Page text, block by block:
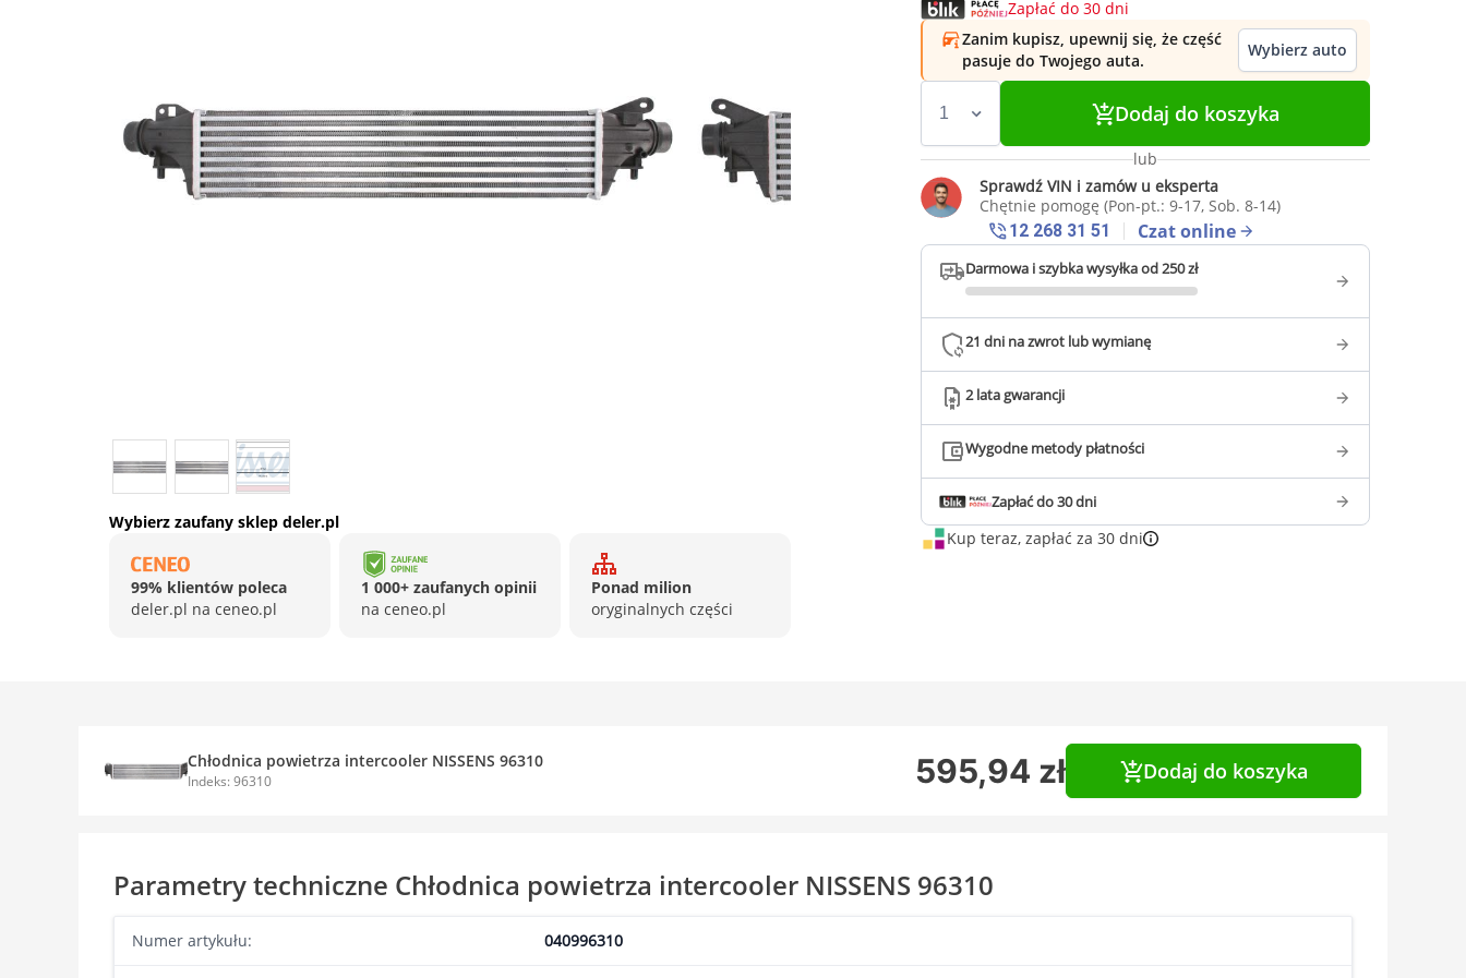
Zapłać do 30 dni
Zanim kupisz, upewnij się, że część
pasuje do Twojego auta.
Wybierz auto
Dodaj do koszyka
lub
Sprawdź VIN i zamów u eksperta
Chętnie pomogę (Pon-pt.: 9-17, Sob. 8-14)
12 268 31 51
Czat online
Darmowa i szybka wysyłka od 250 zł
21 dni na zwrot lub wymianę
2 lata gwarancji
Wygodne metody płatności
Zapłać do 30 dni
Kup teraz, zapłać za 30 dni
Wybierz zaufany sklep deler.pl
99% klientów poleca
deler.pl na ceneo.pl
1 000+ zaufanych opinii
na ceneo.pl
Ponad milion
oryginalnych części
Chłodnica powietrza intercooler NISSENS 96310
Indeks: 96310 595,94 zł Dodaj do koszyka
Parametry techniczne Chłodnica powietrza intercooler NISSENS 96310
Numer artykułu: 040996310